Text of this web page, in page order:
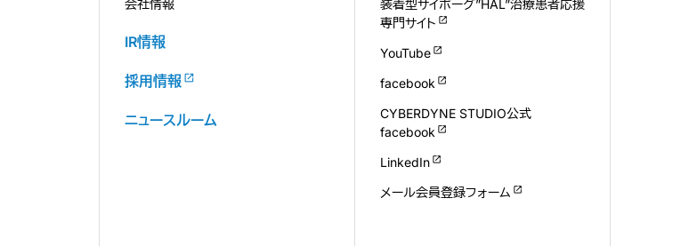
会社情報
IR情報
採用情報
ニュースルーム
装着型サイボーグ”HAL”治療患者応援
専門サイト
YouTube
facebook
CYBERDYNE STUDIO公式
facebook
LinkedIn
メール会員登録フォーム